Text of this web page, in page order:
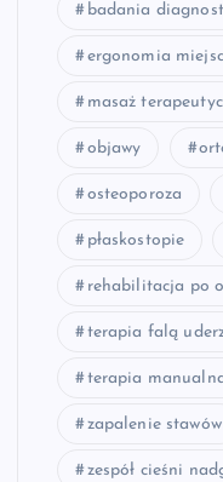
badania
ergonomia
masaż
objawy
osteoporoza
płaskostopie
rehabilitacja po
terapia falą
terapia
zapalenie stawów
zespół cieśni